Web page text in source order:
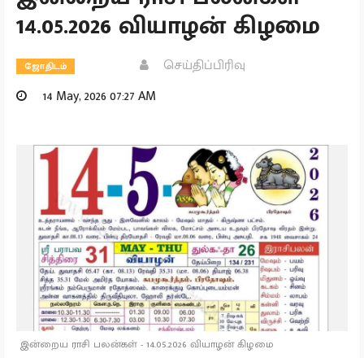
14.05.2026 வியாழன் கிழமை
ஜோதிடம்
செய்திப்பிரிவு
14 May, 2026 07:27 AM
இன்றைய ராசி பலன்கள் - 14.05.2026 வியாழன் கிழமை